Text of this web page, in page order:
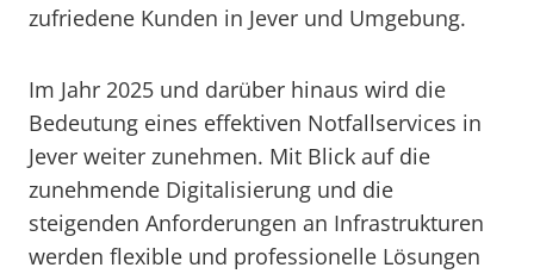
zufriedene Kunden in Jever und Umgebung.
Im Jahr 2025 und darüber hinaus wird die
Bedeutung eines effektiven Notfallservices in
Jever weiter zunehmen. Mit Blick auf die
zunehmende Digitalisierung und die
steigenden Anforderungen an Infrastrukturen
werden flexible und professionelle Lösungen